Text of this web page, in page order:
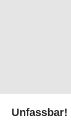
Unfassbar!